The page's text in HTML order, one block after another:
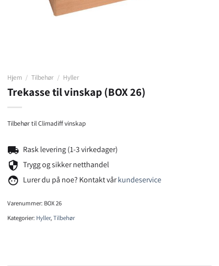
Hjem / Tilbehør / Hyller
Trekasse til vinskap (BOX 26)
Tilbehør til Climadiff vinskap
local_shipping Rask levering (1-3 virkedager)
security Trygg og sikker netthandel
face Lurer du på noe? Kontakt vårkundeservice
Varenummer: BOX 26
Kategorier: Hyller,Tilbehør